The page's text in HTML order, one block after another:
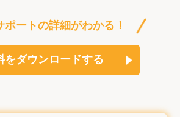
ポートの詳細がわかる！
をダウンロードする